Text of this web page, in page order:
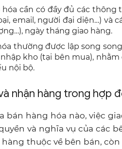
cần có đầy đủ các
email, người đại diện…) và
ngày tháng giao hàng.
thường được lập song
kho (tại bên mua),
nội bộ.
nhận hàng trong hợp
bán hàng hóa nào, việc
và nghĩa vụ của các
thuộc về bên bán,